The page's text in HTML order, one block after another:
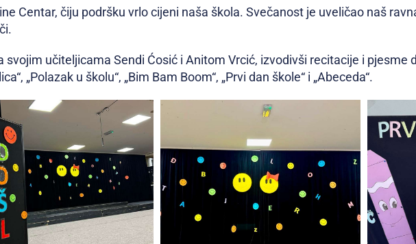
Centar, čiju podršku vrlo cijeni naša škola. Svečanost je uveličao naš
svojim učiteljicama Sendi Ćosić i Anitom Vrcić, izvodivši recitacije i pjesme
„Polazak u školu“, „Bim Bam Boom“, „Prvi dan škole“ i „Abeceda“.